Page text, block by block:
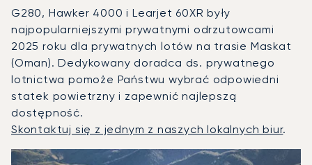
G280, Hawker 4000 i Learjet 60XR były
najpopularniejszymi prywatnymi odrzutowcami
2025 roku dla prywatnych lotów na trasie Maskat
(Oman). Dedykowany doradca ds. prywatnego
lotnictwa pomoże Państwu wybrać odpowiedni
statek powietrzny i zapewnić najlepszą
dostępność.
Skontaktuj się z jednym z naszych lokalnych biur.
Zdjęcie samolotu
Model samolotu
Miejsca